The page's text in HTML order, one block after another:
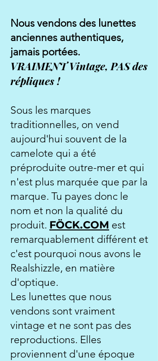
Nous vendons des lunettes
anciennes authentiques,
jamais portées.
VRAIMENT Vintage, PAS des
répliques !
Sous les marques
traditionnelles, on vend
aujourd'hui souvent de la
camelote qui a été
préproduite outre-mer et qui
n'est plus marquée que par la
marque. Tu payes donc le
nom et non la qualité du
produit. FÖCK.COM est
remarquablement différent et
c'est pourquoi nous avons le
Realshizzle, en matière
d'optique.
Les lunettes que nous
vendons sont vraiment
vintage et ne sont pas des
reproductions. Elles
proviennent d'une époque